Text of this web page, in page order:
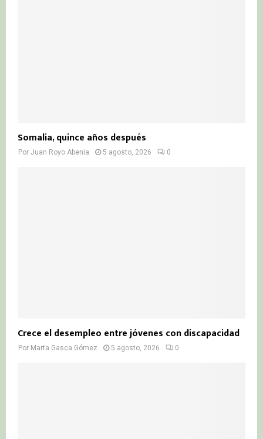
Somalia, quince años después
Por Juan Royo Abenia 5 agosto, 2026 0
Crece el desempleo entre jóvenes con discapacidad
Por Marta Gasca Gómez 5 agosto, 2026 0